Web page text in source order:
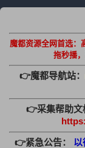
魔都资源全网首选：
拖秒播
👉魔都导航站：
👉采集帮助文
👉紧急公告： 以